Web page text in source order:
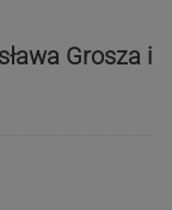
Grosza i